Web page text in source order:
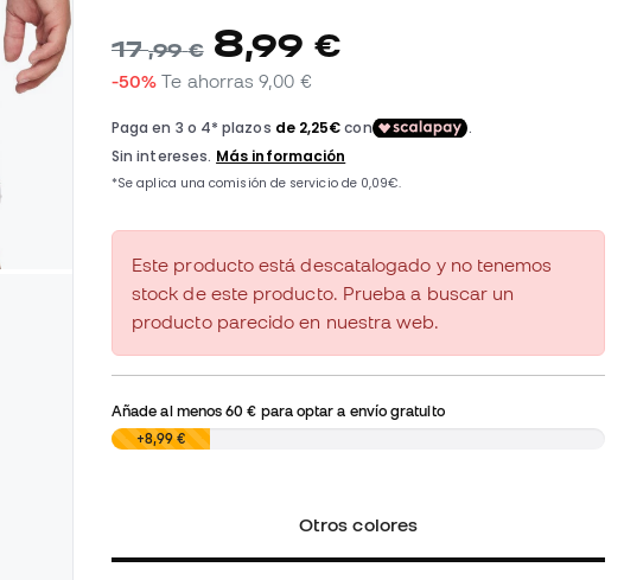
17,99 € 8,99 €
-50% Te ahorras9,00 €
Este producto está descatalogado y no tenemos
stock de este producto. Prueba a buscar un
producto parecido en nuestra web.
Añade al menos60 € para optar a envío gratuito
0,00 €+8,99 €
Otros colores